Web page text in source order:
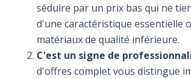
séduire par un prix bas qui ne
d'une caractéristique essentielle
matériaux de qualité inférieure.
C'est un signe de
d'offres complet vous distingue